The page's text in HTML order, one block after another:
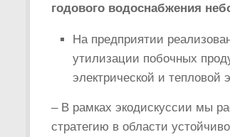
годового водоснабжения
На предприятии
утилизации побочных
электрической и тепловой
– В рамках экодискуссии мы
стратегию в области